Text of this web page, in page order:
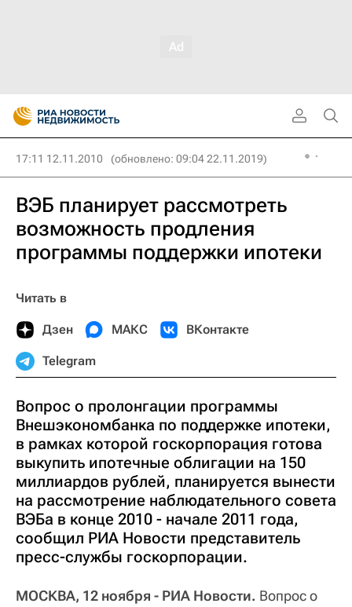
17:11 12.11.2010 (обновлено: 09:04 22.11.2019)
ВЭБ планирует рассмотреть
возможность продления
программы поддержки ипотеки
Читать в
Дзен МАКС ВКонтакте
Telegram
Вопрос о пролонгации программы
Внешэкономбанка по поддержке ипотеки,
в рамках которой госкорпорация готова
выкупить ипотечные облигации на 150
миллиардов рублей, планируется вынести
на рассмотрение наблюдательного совета
ВЭБа в конце 2010 - начале 2011 года,
сообщил РИА Новости представитель
пресс-службы госкорпорации.
МОСКВА, 12 ноября - РИА Новости. Вопрос о